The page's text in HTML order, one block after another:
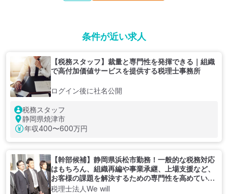
条件が近い求人
【税務スタッフ】裁量と専門性を発揮できる｜組織
で高付加価値サービスを提供する税理士事務所
ログイン後に社名公開
税務スタッフ
静岡県焼津市
年収400〜600万円
【幹部候補】静岡県浜松市勤務！一般的な税務対応
はもちろん、組織再編や事業承継、上場支援など、
お客様の課題を解決するための専門性を高めていく
ことを大切にする税理士法人
税理士法人We will